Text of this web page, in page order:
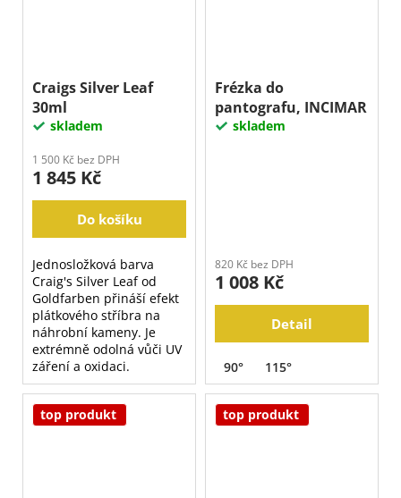
Craigs Silver Leaf
30ml
skladem
1 500 Kč bez DPH
1 845 Kč
Do košíku
Jednosložková barva
Craig's Silver Leaf od
Goldfarben přináší efekt
plátkového stříbra na
náhrobní kameny. Je
extrémně odolná vůči UV
záření a oxidaci.
Frézka do
pantografu, INCIMAR
skladem
820 Kč bez DPH
1 008 Kč
Detail
90° 115°
top produkt top produkt